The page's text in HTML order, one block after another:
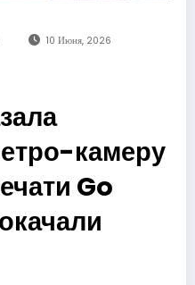
10 Июня, 2026
камеру
Go